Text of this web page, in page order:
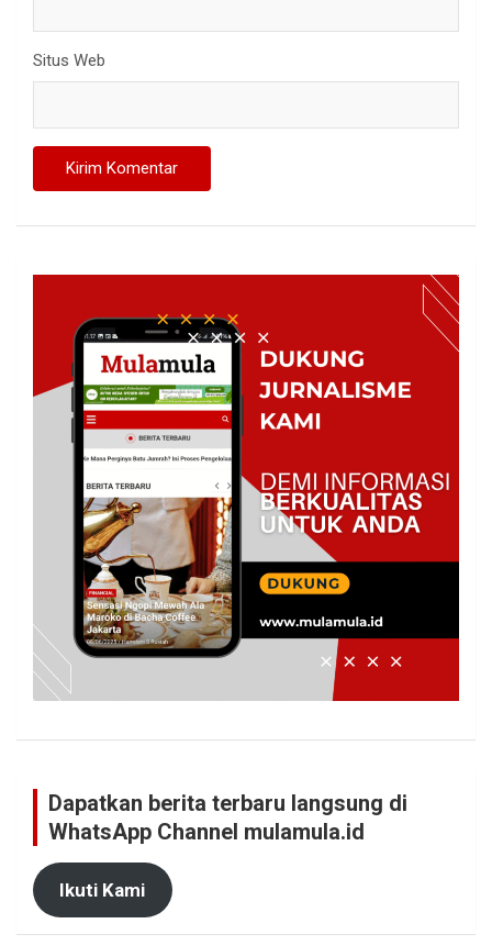
Situs Web
Dapatkan berita terbaru langsung di
WhatsApp Channel mulamula.id
Ikuti Kami